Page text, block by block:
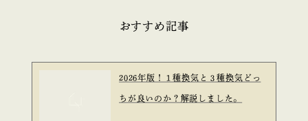
おすすめ記事
2026年版！１種換気と３種換気どっ
ちが良いのか？解説しました。